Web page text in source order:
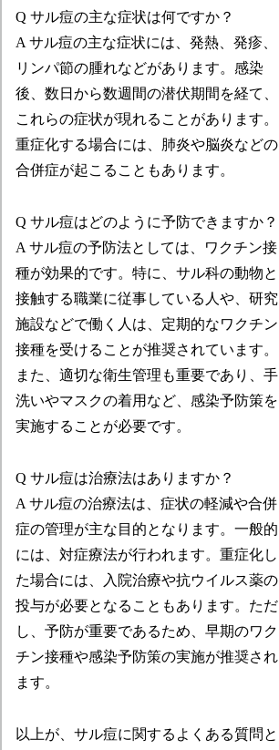
Q サル痘の主な症状は何ですか？
A サル痘の主な症状には、発熱、発疹、
リンパ節の腫れなどがあります。感染
後、数日から数週間の潜伏期間を経て、
これらの症状が現れることがあります。
重症化する場合には、肺炎や脳炎などの
合併症が起こることもあります。
Q サル痘はどのように予防できますか？
A サル痘の予防法としては、ワクチン接
種が効果的です。特に、サル科の動物と
接触する職業に従事している人や、研究
施設などで働く人は、定期的なワクチン
接種を受けることが推奨されています。
また、適切な衛生管理も重要であり、手
洗いやマスクの着用など、感染予防策を
実施することが必要です。
Q サル痘は治療法はありますか？
A サル痘の治療法は、症状の軽減や合併
症の管理が主な目的となります。一般的
には、対症療法が行われます。重症化し
た場合には、入院治療や抗ウイルス薬の
投与が必要となることもあります。ただ
し、予防が重要であるため、早期のワク
チン接種や感染予防策の実施が推奨され
ます。
以上が、サル痘に関するよくある質問と